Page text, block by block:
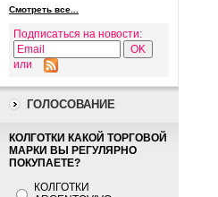
Смотреть все...
Подписаться на новости:
или
ГОЛОСОВАНИЕ
КОЛГОТКИ КАКОЙ ТОРГОВОЙ
МАРКИ ВЫ РЕГУЛЯРНО
ПОКУПАЕТЕ?
КОЛГОТКИ